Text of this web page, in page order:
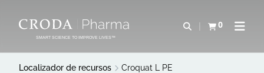
PARA
CONTEÚDO
PARA
MENU
SMART SCIENCE TO IMPROVE LIVES™
Abrir pesquisa
0
Exibir cestaAbrir
Localizador de recursos Croquat L PE